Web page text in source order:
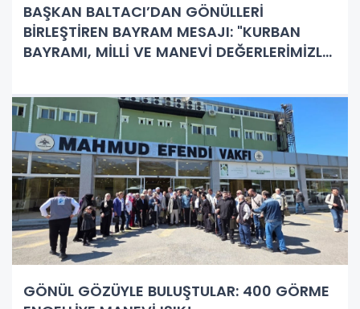
BAŞKAN BALTACI’DAN GÖNÜLLERİ
BİRLEŞTİREN BAYRAM MESAJI: "KURBAN
BAYRAMI, MİLLİ VE MANEVİ DEĞERLERİMİZLE
GÖNÜL GÖZÜYLE BULUŞTULAR: 400 GÖRME